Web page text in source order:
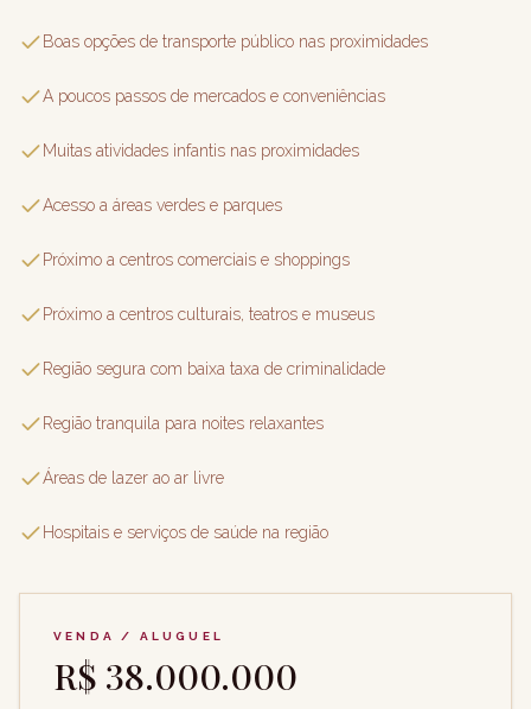
Boas opções de transporte público nas proximidades
A poucos passos de mercados e conveniências
Muitas atividades infantis nas proximidades
Acesso a áreas verdes e parques
Próximo a centros comerciais e shoppings
Próximo a centros culturais, teatros e museus
Região segura com baixa taxa de criminalidade
Região tranquila para noites relaxantes
Áreas de lazer ao ar livre
Hospitais e serviços de saúde na região
VENDA / ALUGUEL
R$ 38.000.000